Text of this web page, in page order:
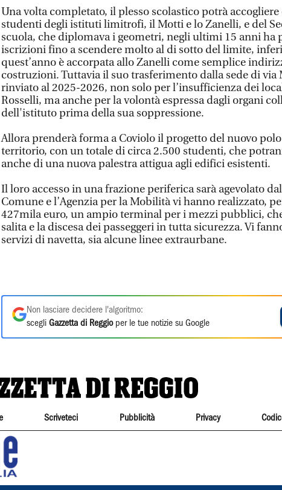
Una volta completato, il plesso scolastico potrà accogliere
studenti degli istituti limitrofi, il Motti e lo Zanelli, e del
scuola, che diplomava i geometri, negli ultimi 15 anni ha
iscrizioni fino a scendere molto al di sotto del limite,
quest’anno è accorpata allo Zanelli come semplice
costruzioni. Tuttavia il suo trasferimento dalla sede di via
rinviato al 2025-2026, non solo per l’insufficienza dei
Rosselli, ma anche per la volontà espressa dagli organi
dell'istituto prima della sua soppressione.
Allora prenderà forma a Coviolo il progetto del nuovo
territorio, con un totale di circa 2.500 studenti, che
anche di una nuova palestra attigua agli edifici esistenti.
Il loro accesso in una frazione periferica sarà agevolato
Comune e l’Agenzia per la Mobilità vi hanno realizzato,
427mila euro, un ampio terminal per i mezzi pubblici,
salita e la discesa dei passeggeri in tutta sicurezza. Vi
servizi di navetta, sia alcune linee extraurbane.
Non lasciare decidere l'algoritmo:
scegli Gazzetta di Reggioper le tue notizie su Google
Scriveteci Pubblicità Privacy